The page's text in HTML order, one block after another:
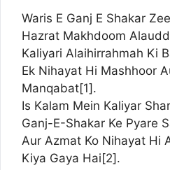
Waris E Ganj E Shakar
Hazrat Makhdoom
Kaliyari Alaihirrahmah Ki
Ek Nihayat Hi Mashhoor
Manqabat[1].
Is Kalam Mein Kaliyar
Ganj-E-Shakar Ke Pyare
Aur Azmat Ko Nihayat Hi
Kiya Gaya Hai[2].